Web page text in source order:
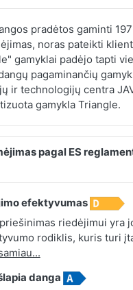
pradėtos gaminti
noras pateikti
gamyklai padėjo tapti
pagaminančių
ir technologijų centra
gamykla Triangle.
pagal ES
efektyvumas
riedėjimui yra
rodiklis, kuris turi
danga